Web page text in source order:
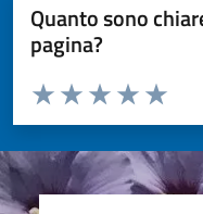
Quanto sono
pagina?
Valuta da 1 a 5 stelle la
Valuta
Valuta 4
Valuta 3 stelle
Valuta 2 stelle su 5
Valuta 1 stelle su 5